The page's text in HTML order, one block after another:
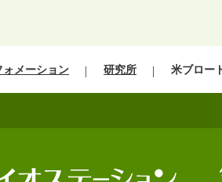
ォメーション 研究所 米ブロー